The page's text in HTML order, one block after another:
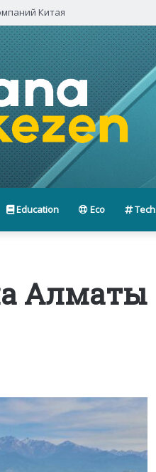
Китая
Education Eco Tech
Алматы